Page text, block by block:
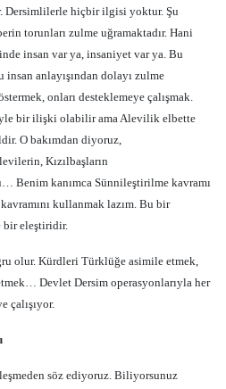
Dersimlilerle hiçbir ilgisi yoktur. Şu
torunları zulme uğramaktadır. Hani
insan var ya, insaniyet var ya. Bu
anlayışından dolayı zulme
onları desteklemeye çalışmak.
bir ilişki olabilir ama Alevilik elbette
O bakımdan diyoruz,
Kızılbaşların
Benim kanımca Sünnileştirilme kavramı
kullanmak lazım. Bu bir
bir eleştiridir.
olur. Kürdleri Türklüğe asimile etmek,
Devlet Dersim operasyonlarıyla her
çalışıyor.
söz ediyoruz. Biliyorsunuz